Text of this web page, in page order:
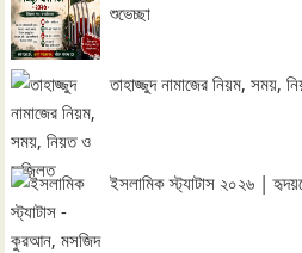
শুভেচ্ছা
তাহাজ্জুদ নামাজের নিয়ম,
ইসলামিক স্ট্যাটাস ২০২৬ |